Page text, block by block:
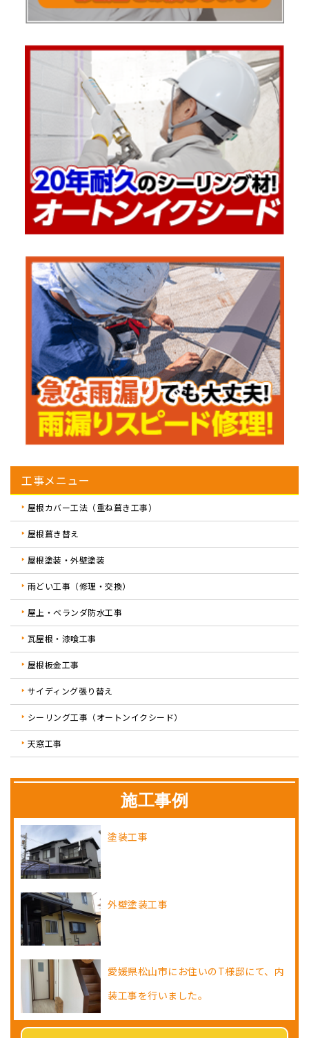
工事メニュー
屋根カバー工法（重ね葺き工事）
屋根葺き替え
屋根塗装・外壁塗装
雨どい工事（修理・交換）
屋上・ベランダ防水工事
瓦屋根・漆喰工事
屋根板金工事
サイディング張り替え
シーリング工事（オートンイクシード）
天窓工事
施工事例
塗装工事
外壁塗装工事
愛媛県松山市にお住いのT様邸にて、内
装工事を行いました。